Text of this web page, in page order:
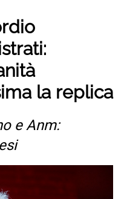
la replica
e Anm: